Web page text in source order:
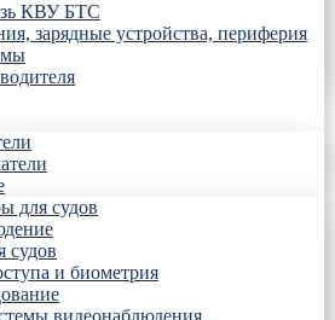
КВУ БТС
зарядные устройства, периферия
для судов
судов
и биометрия
видеонаблюдения